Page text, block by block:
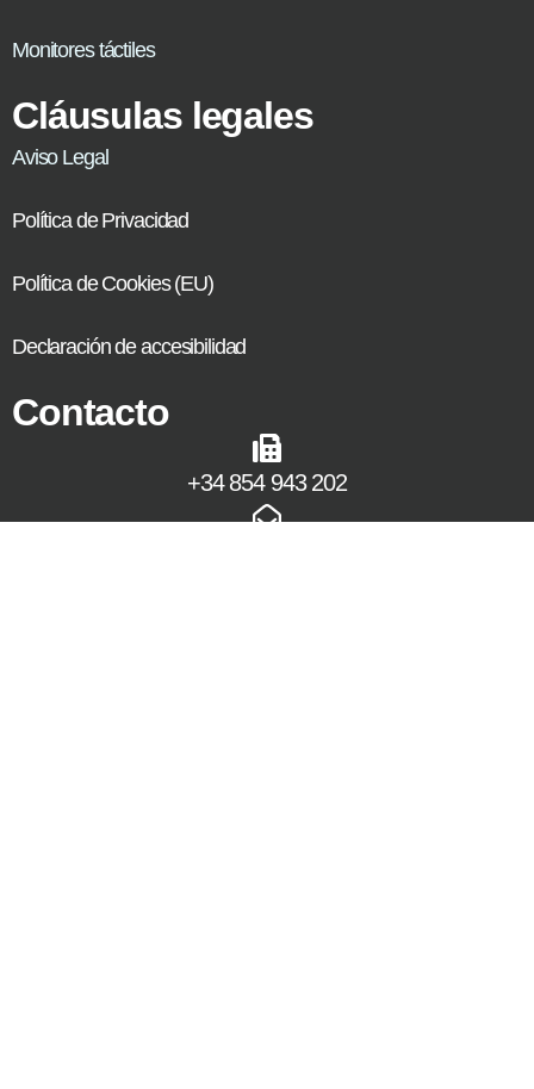
Monitores táctiles
Cláusulas legales
Aviso Legal
Política de Privacidad
Política de Cookies (EU)
Declaración de accesibilidad
Contacto
+34 854 943 202